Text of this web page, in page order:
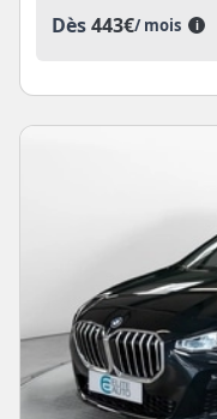
Dès443€/ mois i